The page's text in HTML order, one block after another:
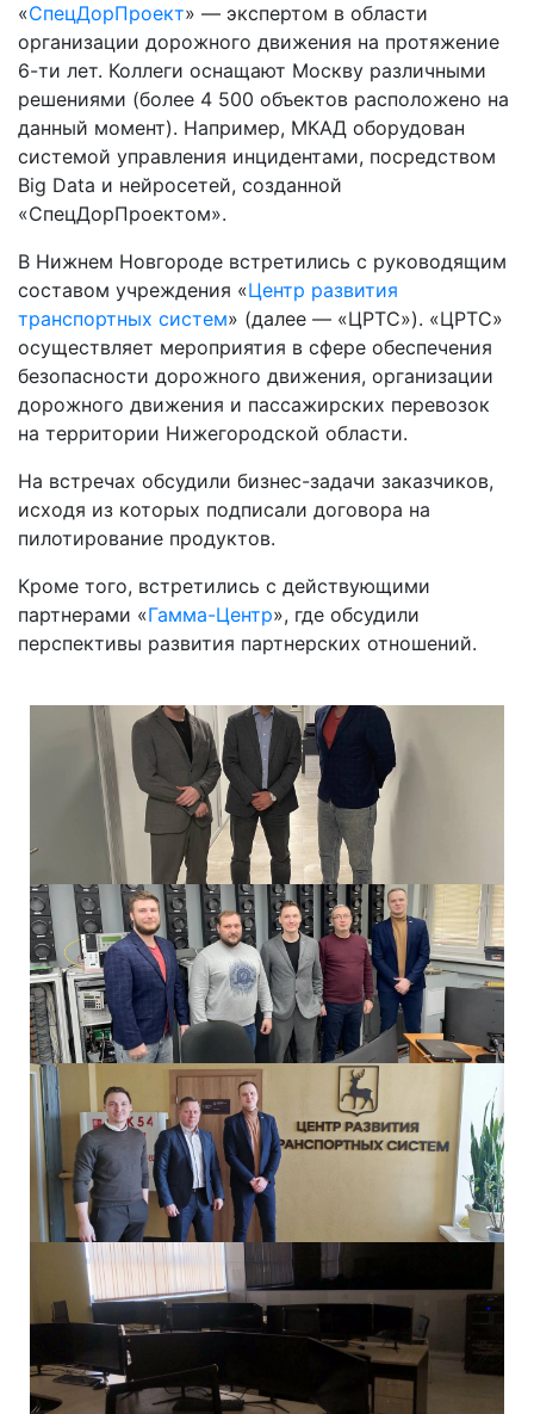
«СпецДорПроект» — экспертом в области
организации дорожного движения на протяжение
6-ти лет. Коллеги оснащают Москву различными
решениями (более 4 500 объектов расположено на
данный момент). Например, МКАД оборудован
системой управления инцидентами, посредством
Big Data и нейросетей, созданной
«СпецДорПроектом».
В Нижнем Новгороде встретились с руководящим
составом учреждения «Центр развития
транспортных систем» (далее — «ЦРТС»). «ЦРТС»
осуществляет мероприятия в сфере обеспечения
безопасности дорожного движения, организации
дорожного движения и пассажирских перевозок
на территории Нижегородской области.
На встречах обсудили бизнес-задачи заказчиков,
исходя из которых подписали договора на
пилотирование продуктов.
Кроме того, встретились с действующими
партнерами «Гамма-Центр», где обсудили
перспективы развития партнерских отношений.